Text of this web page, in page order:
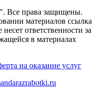
права защищены.
материалов ссылка
ответственности за
в материалах
на оказание услуг